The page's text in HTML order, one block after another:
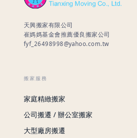
天興搬家有限公司
崔媽媽基金會推薦優良搬家公司
fyf_26498998@yahoo.com.tw
搬家服務
家庭精緻搬家
公司搬遷 / 辦公室搬家
大型廠房搬遷